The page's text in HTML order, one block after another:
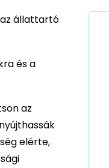
az állattartó
és a
az
elérte,